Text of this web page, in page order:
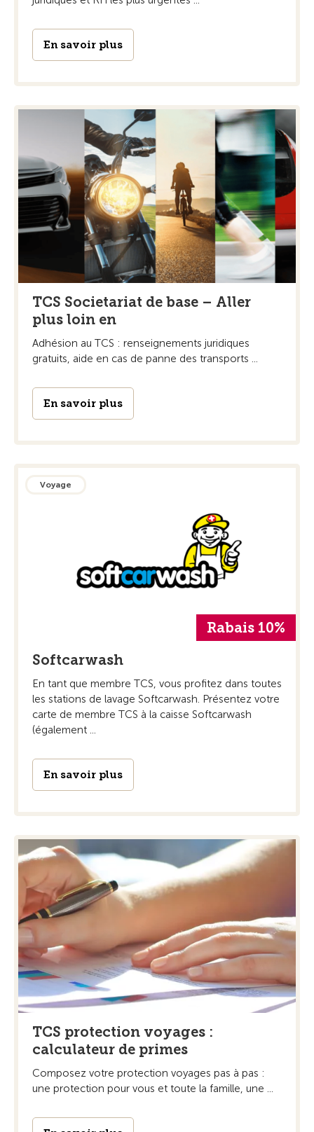
En savoir plus
TCS Societariat de base – Aller
plus loin en
Adhésion au TCS : renseignements juridiques
gratuits, aide en cas de panne des transports ...
En savoir plus
Voyage
Rabais 10%
Softcarwash
En tant que membre TCS, vous profitez dans toutes
les stations de lavage Softcarwash. Présentez votre
carte de membre TCS à la caisse Softcarwash
(également ...
En savoir plus
TCS protection voyages :
calculateur de primes
Composez votre protection voyages pas à pas :
une protection pour vous et toute la famille, une ...